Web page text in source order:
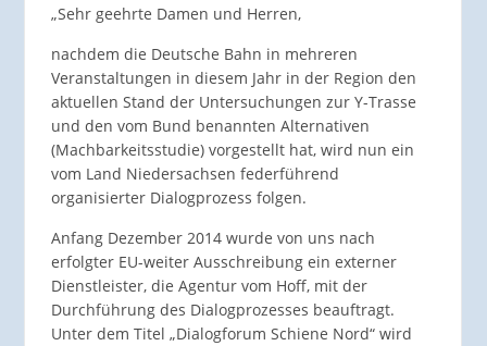
„Sehr geehrte Damen und Herren,
nachdem die Deutsche Bahn in mehreren
Veranstaltungen in diesem Jahr in der Region den
aktuellen Stand der Untersuchungen zur Y-Trasse
und den vom Bund benannten Alternativen
(Machbarkeitsstudie) vorgestellt hat, wird nun ein
vom Land Niedersachsen federführend
organisierter Dialogprozess folgen.
Anfang Dezember 2014 wurde von uns nach
erfolgter EU-weiter Ausschreibung ein externer
Dienstleister, die Agentur vom Hoff, mit der
Durchführung des Dialogprozesses beauftragt.
Unter dem Titel „Dialogforum Schiene Nord“ wird